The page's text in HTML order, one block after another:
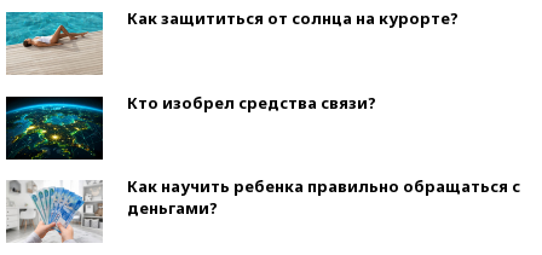
Как защититься от солнца на курорте?
Кто изобрел средства связи?
Как научить ребенка правильно обращаться с
деньгами?